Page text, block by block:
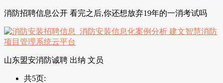
消防招聘信息公开 看完之后,你还想放弃19年的一消考试吗
山东盟安消防诚聘 出纳 文员
共5页: